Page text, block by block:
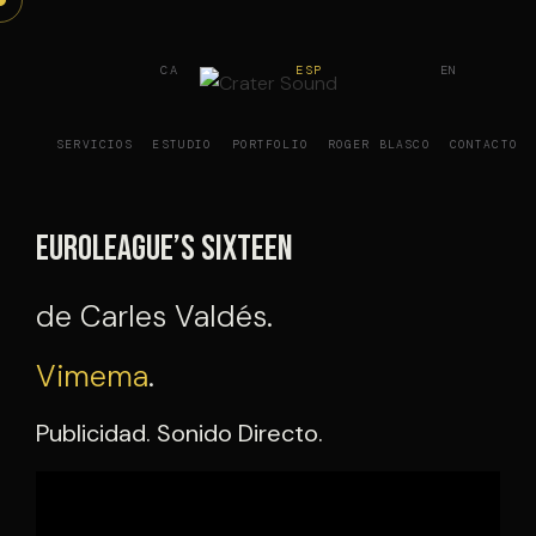
Saltar
SERVICIOS ESTUDIO PORTFOLIO ROGER BLASCO CONTACTO
CA ESP EN
Euroleague’s Sixteen
de Carles Valdés.
Vimema.
Publicidad. Sonido Directo.